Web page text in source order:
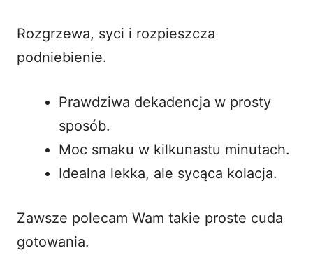
Rozgrzewa, syci i rozpieszcza
podniebienie.
Prawdziwa dekadencja w prosty
sposób.
Moc smaku w kilkunastu minutach.
Idealna lekka, ale sycąca kolacja.
Zawsze polecam Wam takie proste cuda
gotowania.